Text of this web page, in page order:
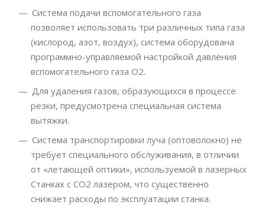
Система подачи вспомогательного газа
позволяет использовать три различных типа газа
(кислород, азот, воздух), система оборудована
программно-управляемой настройкой давления
вспомогательного газа О2.
Для удаления газов, образующихся в процессе
резки, предусмотрена специальная система
вытяжки.
Система транспортировки луча (оптоволокно) не
требует специального обслуживания, в отличии
от «летающей оптики», используемой в лазерных
Станках с CO2 лазером, что существенно
снижает расходы по эксплуатации станка.